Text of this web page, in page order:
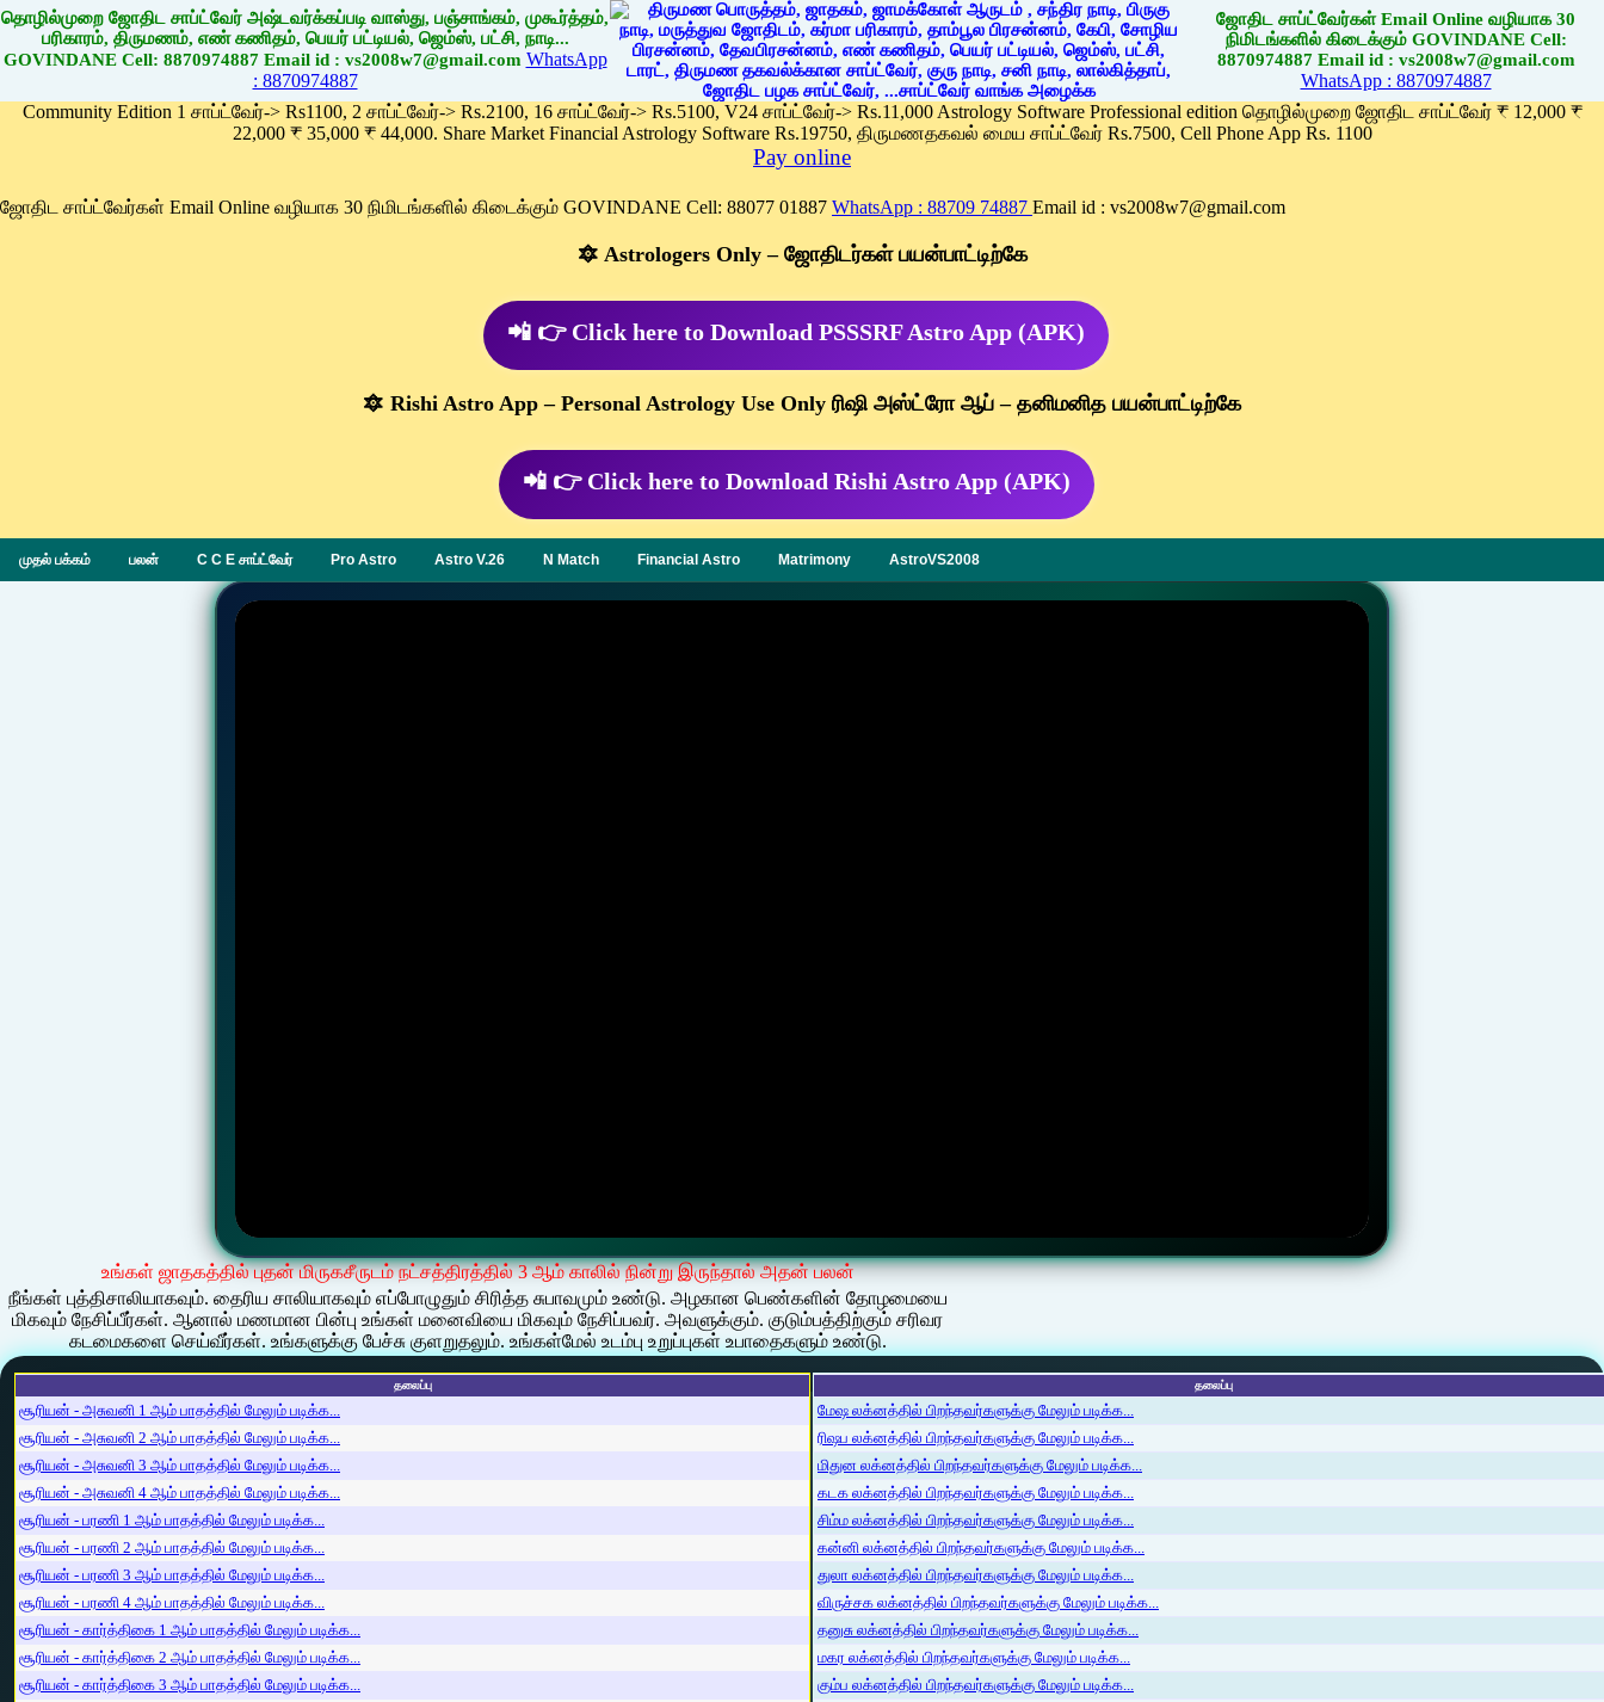
தொழில்முறை ஜோதிட சாப்ட்வேர் அஷ்டவர்க்கப்படி வாஸ்து, பஞ்சாங்கம், முகூர்த்தம்,
பரிகாரம், திருமணம், எண் கணிதம், பெயர் பட்டியல், ஜெம்ஸ், பட்சி, நாடி...
GOVINDANE Cell: 8870974887 Email id : vs2008w7@gmail.com WhatsApp
: 8870974887
ஜோதிட சாப்ட்வேர்கள் Email Online வழியாக 30
நிமிடங்களில் கிடைக்கும் GOVINDANE Cell:
8870974887 Email id : vs2008w7@gmail.com
WhatsApp : 8870974887
Community Edition 1 சாப்ட்வேர்-> Rs1100, 2 சாப்ட்வேர்-> Rs.2100, 16 சாப்ட்வேர்-> Rs.5100, V24 சாப்ட்வேர்-> Rs.11,000 Astrology Software Professional edition தொழில்முறை ஜோதிட சாப்ட்வேர் ₹ 12,000 ₹
22,000 ₹ 35,000 ₹ 44,000. Share Market Financial Astrology Software Rs.19750, திருமணதகவல் மைய சாப்ட்வேர் Rs.7500, Cell Phone App Rs. 1100
Pay online
ஜோதிட சாப்ட்வேர்கள் Email Online வழியாக 30 நிமிடங்களில் கிடைக்கும் GOVINDANE Cell: 88077 01887 WhatsApp : 88709 74887 Email id : vs2008w7@gmail.com
🔯 Astrologers Only – ஜோதிடர்கள் பயன்பாட்டிற்கே
📲 👉 Click here to Download PSSSRF Astro App (APK)
🔯 Rishi Astro App – Personal Astrology Use Only ரிஷி அஸ்ட்ரோ ஆப் – தனிமனித பயன்பாட்டிற்கே
📲 👉 Click here to Download Rishi Astro App (APK)
முதல் பக்கம் பலன் C C E சாப்ட்வேர் Pro Astro Astro V.26 N Match Financial Astro Matrimony AstroVS2008
உங்கள் ஜாதகத்தில் புதன் மிருகசீருடம் நட்சத்திரத்தில் 3 ஆம் காலில் நின்று இருந்தால் அதன் பலன்
நீங்கள் புத்திசாலியாகவும். தைரிய சாலியாகவும் எப்போழுதும் சிரித்த சுபாவமும் உண்டு. அழகான பெண்களின் தோழமையை
மிகவும் நேசிப்பீர்கள். ஆனால் மணமான பின்பு உங்கள் மனைவியை மிகவும் நேசிப்பவர். அவளுக்கும். குடும்பத்திற்கும் சரிவர
கடமைகளை செய்வீர்கள். உங்களுக்கு பேச்சு குளறுதலும். உங்கள்மேல் உடம்பு உறுப்புகள் உபாதைகளும் உண்டு.
தலைப்பு
சூரியன் - அசுவனி 1 ஆம் பாதத்தில் மேலும் படிக்க...
சூரியன் - அசுவனி 2 ஆம் பாதத்தில் மேலும் படிக்க...
சூரியன் - அசுவனி 3 ஆம் பாதத்தில் மேலும் படிக்க...
சூரியன் - அசுவனி 4 ஆம் பாதத்தில் மேலும் படிக்க...
சூரியன் - பரணி 1 ஆம் பாதத்தில் மேலும் படிக்க...
சூரியன் - பரணி 2 ஆம் பாதத்தில் மேலும் படிக்க...
சூரியன் - பரணி 3 ஆம் பாதத்தில் மேலும் படிக்க...
சூரியன் - பரணி 4 ஆம் பாதத்தில் மேலும் படிக்க...
சூரியன் - கார்த்திகை 1 ஆம் பாதத்தில் மேலும் படிக்க...
சூரியன் - கார்த்திகை 2 ஆம் பாதத்தில் மேலும் படிக்க...
சூரியன் - கார்த்திகை 3 ஆம் பாதத்தில் மேலும் படிக்க...
தலைப்பு
மேஷ லக்னத்தில் பிறந்தவர்களுக்கு மேலும் படிக்க...
ரிஷப லக்னத்தில் பிறந்தவர்களுக்கு மேலும் படிக்க...
மிதுன லக்னத்தில் பிறந்தவர்களுக்கு மேலும் படிக்க...
கடக லக்னத்தில் பிறந்தவர்களுக்கு மேலும் படிக்க...
சிம்ம லக்னத்தில் பிறந்தவர்களுக்கு மேலும் படிக்க...
கன்னி லக்னத்தில் பிறந்தவர்களுக்கு மேலும் படிக்க...
துலா லக்னத்தில் பிறந்தவர்களுக்கு மேலும் படிக்க...
விருச்சக லக்னத்தில் பிறந்தவர்களுக்கு மேலும் படிக்க...
தனுசு லக்னத்தில் பிறந்தவர்களுக்கு மேலும் படிக்க...
மகர லக்னத்தில் பிறந்தவர்களுக்கு மேலும் படிக்க...
கும்ப லக்னத்தில் பிறந்தவர்களுக்கு மேலும் படிக்க...